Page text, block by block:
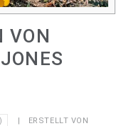
VON
| ERSTELLT VON